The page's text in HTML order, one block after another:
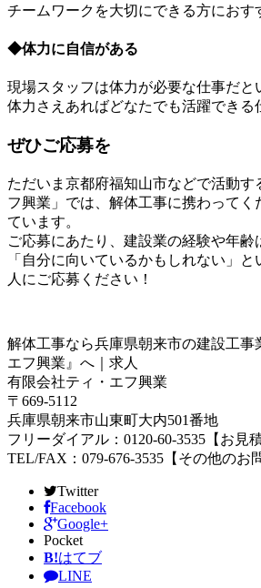
チームワークを大切にできる方におす
◆体力に自信がある
現場スタッフは体力が必要な仕事だと
体力さえあればどなたでも活躍できる
ぜひご応募を
ただいま京都府福知山市などで活動す
フ興業」では、解体工事に携わってく
ています。
ご応募にあたり、建設業の経験や年齢
「自分に向いているかもしれない」
人にご応募ください！
解体工事なら兵庫県朝来市の建設工事
エフ興業』へ｜求人
有限会社ティ・エフ興業
〒669-5112
兵庫県朝来市山東町大内501番地
フリーダイアル：0120-60-3535【お見
TEL/FAX：079-676-3535【その他のお
Twitter
Facebook
Google+
Pocket
B!はてブ
LINE